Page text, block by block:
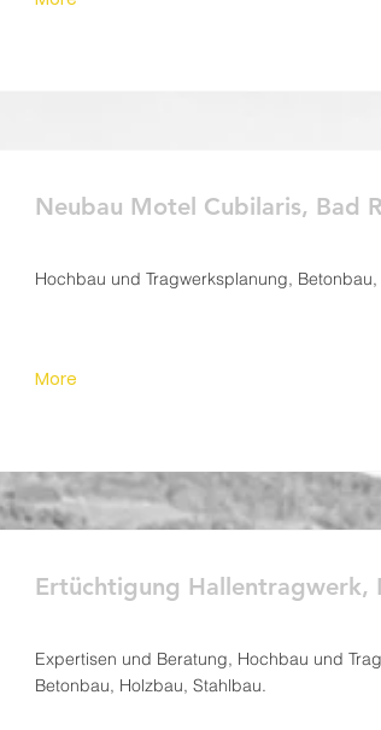
Neubau Motel Cubilaris, Bad
Hochbau und Tragwerksplanung,
More
Ertüchtigung Hallentragwerk,
Expertisen und Beratung, Hochbau und
Betonbau, Holzbau, Stahlbau.